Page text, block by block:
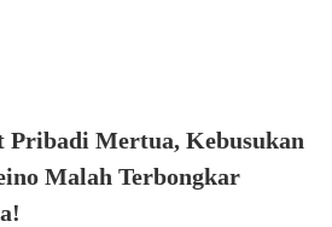
Pribadi Mertua, Kebusukan
Malah Terbongkar